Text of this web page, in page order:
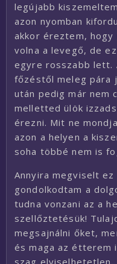
legújabb
azon nyomban
akkor éreztem,
volna a levegő, de
egyre rosszabb lett.
főzéstől meleg pára
után pedig már nem
melletted ülök
érezni. Mit ne
azon a helyen a
soha többé nem is
Annyira megviselt
gondolkodtam a
tudna vonzani az a
szellőztetésük!
megsajnálni őket,
és maga az étterem